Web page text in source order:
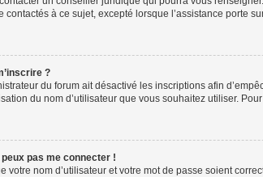
contactés à ce sujet, excepté lorsque l’assistance porte
?
du forum ait désactivé les inscriptions afin
du nom d’utilisateur que vous souhaitez utiliser.
pas me connecter !
votre nom d’utilisateur et votre mot de passe soient